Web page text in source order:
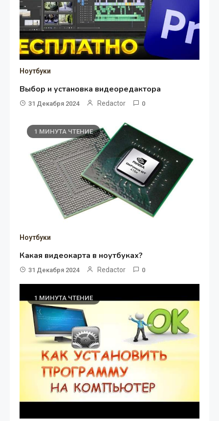
Ноутбуки
Выбор и установка видеоредактора
31 Декабря 2024 Redactor 0
1 МИНУТА ЧТЕНИЕ
Ноутбуки
Какая видеокарта в ноутбуках?
31 Декабря 2024 Redactor 0
1 МИНУТА ЧТЕНИЕ